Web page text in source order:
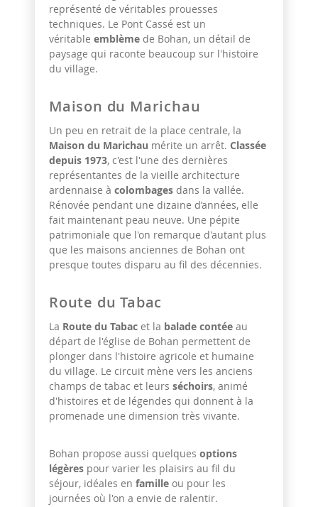
représenté de véritables prouesses
techniques. Le Pont Cassé est un
véritable emblème de Bohan, un détail de
paysage qui raconte beaucoup sur l'histoire
du village.
Maison du Marichau
Un peu en retrait de la place centrale, la
Maison du Marichau mérite un arrêt. Classée
depuis 1973, c'est l'une des dernières
représentantes de la vieille architecture
ardennaise à colombages dans la vallée.
Rénovée pendant une dizaine d’années, elle
fait maintenant peau neuve. Une pépite
patrimoniale que l'on remarque d'autant plus
que les maisons anciennes de Bohan ont
presque toutes disparu au fil des décennies.
Route du Tabac
La Route du Tabac et la balade contée au
départ de l'église de Bohan permettent de
plonger dans l'histoire agricole et humaine
du village. Le circuit mène vers les anciens
champs de tabac et leurs séchoirs, animé
d'histoires et de légendes qui donnent à la
promenade une dimension très vivante.
Bohan propose aussi quelques options
légères pour varier les plaisirs au fil du
séjour, idéales en famille ou pour les
journées où l'on a envie de ralentir.